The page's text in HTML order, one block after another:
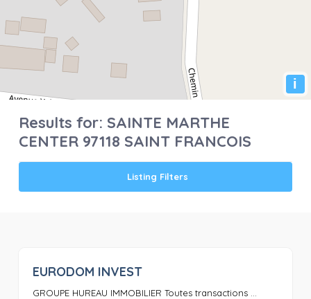
i
Results for: SAINTE MARTHE
CENTER 97118 SAINT FRANCOIS
Listing Filters
EURODOM INVEST
GROUPE HUREAU IMMOBILIER Toutes transactions ...